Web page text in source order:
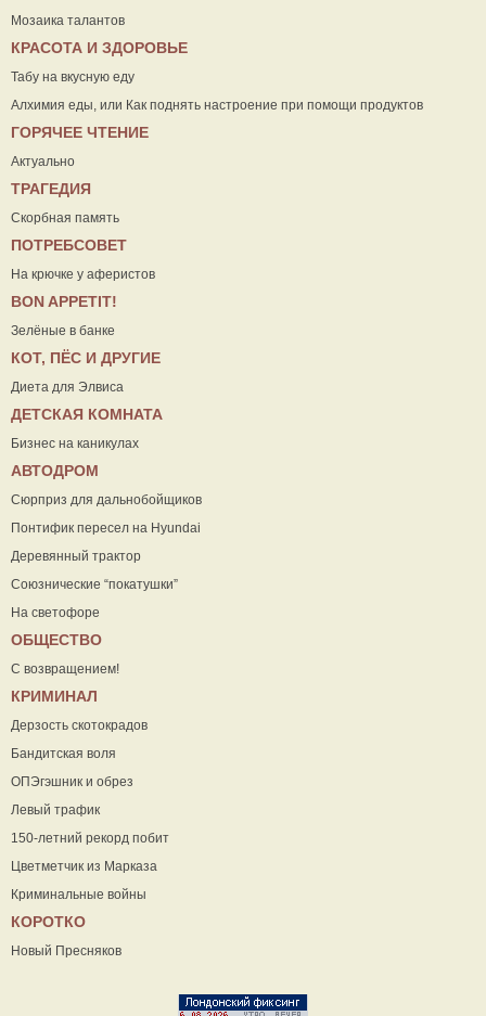
Мозаика талантов
КРАСОТА И ЗДОРОВЬЕ
Табу на вкусную еду
Алхимия еды, или Как поднять настроение при помощи продуктов
ГОРЯЧЕЕ ЧТЕНИЕ
Актуально
ТРАГЕДИЯ
Скорбная память
ПОТРЕБСОВЕТ
На крючке у аферистов
ВON APPETIT!
Зелёные в банке
КОТ, ПЁС И ДРУГИЕ
Диета для Элвиса
ДЕТСКАЯ КОМНАТА
Бизнес на каникулах
АВТОДРОМ
Сюрприз для дальнобойщиков
Понтифик пересел на Hyundai
Деревянный трактор
Союзнические “покатушки”
На светофоре
ОБЩЕСТВО
С возвращением!
КРИМИНАЛ
Дерзость скотокрадов
Бандитская воля
ОПЭгэшник и обрез
Левый трафик
150-летний рекорд побит
Цветметчик из Марказа
Криминальные войны
КОРОТКО
Новый Пресняков